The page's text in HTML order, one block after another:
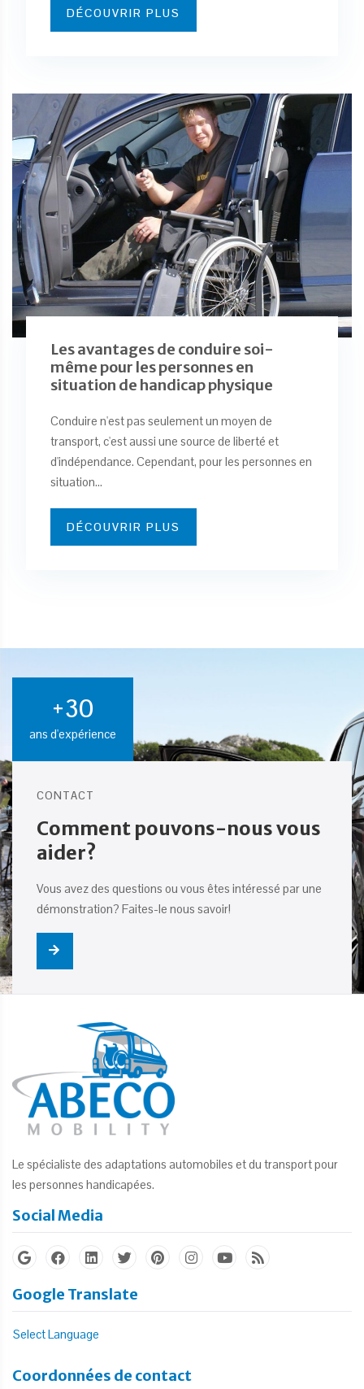
DÉCOUVRIR PLUS
Les avantages de conduire soi-
même pour les personnes en
situation de handicap physique
Conduire n'est pas seulement un moyen de
transport, c'est aussi une source de liberté et
d'indépendance. Cependant, pour les personnes en
situation...
DÉCOUVRIR PLUS
CONTACT
Comment pouvons-nous vous
aider?
Vous avez des questions ou vous êtes intéressé par une
démonstration? Faites-le nous savoir!
+30
ans d'expérience
Le spécialiste des adaptations automobiles et du transport pour
les personnes handicapées.
Social Media
Google Translate
Select Language
Coordonnées de contact